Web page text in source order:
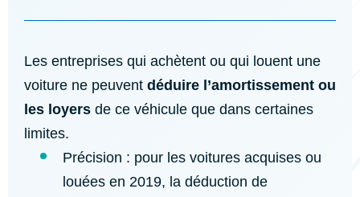
Les entreprises qui achètent ou qui louent une
voiture ne peuvent déduire l’amortissement ou
les loyers de ce véhicule que dans certaines
limites.
Précision : pour les voitures acquises ou
louées en 2019, la déduction de